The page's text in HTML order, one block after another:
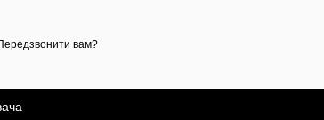
вам?